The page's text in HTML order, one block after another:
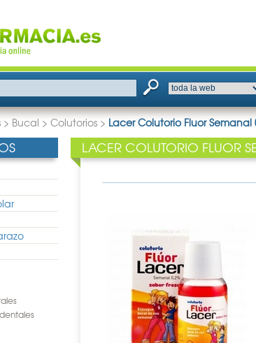
> Bucal > Colutorios > Lacer Colutorio Fluor Semanal
LACER COLUTORIO FLUOR